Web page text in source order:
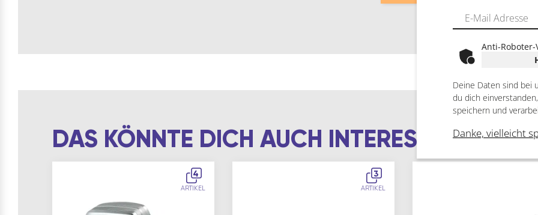
DAS KÖNNTE DICH AUCH INTERESSIEREN
4
ARTIKEL
3
ARTIKEL
Anti-
Deine Daten sind bei
du dich
speichern und
Danke, vielleicht